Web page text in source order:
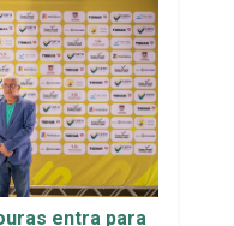
entra para